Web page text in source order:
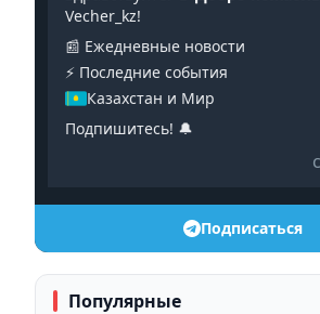
Vecher_kz!
📰 Ежедневные новости
⚡️ Последние события
Казахстан и Мир
Подпишитесь! 🔔
Подписаться
Популярные